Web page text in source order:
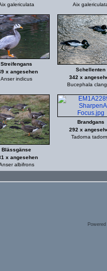
galericulata
Aix
Streifengans
x angesehen
Anser indicus
Schellenten
342 x
Bucephala
Blässgänse
x angesehen
albifrons
Brandgans
292 x
Tadorna